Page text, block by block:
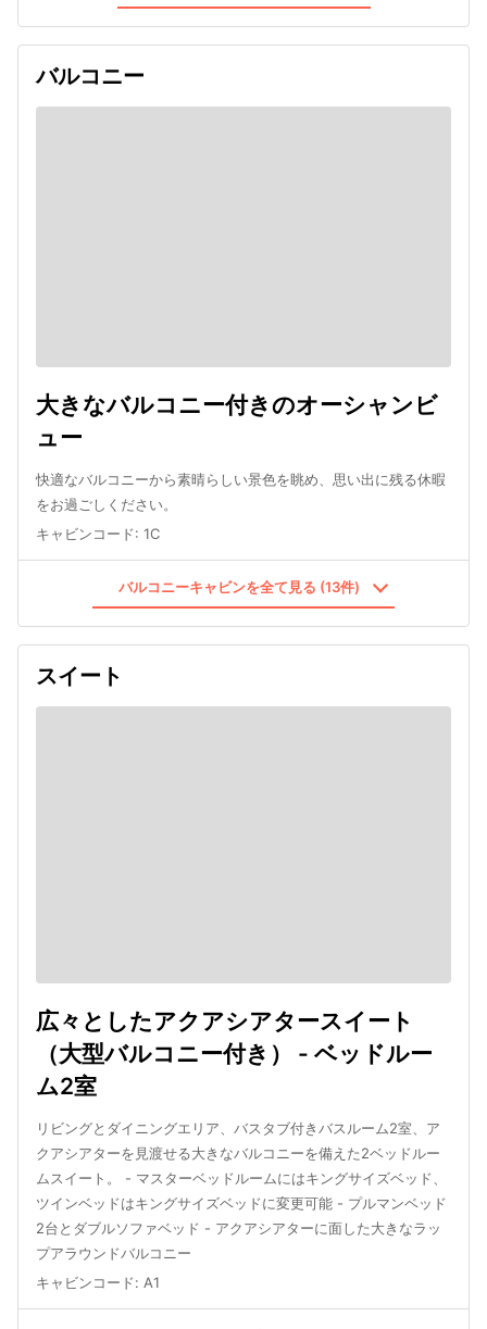
バルコニー
大きなバルコニー付きのオーシャンビ
ュー
快適なバルコニーから素晴らしい景色を眺め、思い出に残る休暇
をお過ごしください。
キャビンコード: 1C
バルコニーキャビンを全て見る (13件)
スイート
広々としたアクアシアタースイート
（大型バルコニー付き） - ベッドルー
ム2室
リビングとダイニングエリア、バスタブ付きバスルーム2室、ア
クアシアターを見渡せる大きなバルコニーを備えた2ベッドルー
ムスイート。 - マスターベッドルームにはキングサイズベッド、
ツインベッドはキングサイズベッドに変更可能 - プルマンベッド
2台とダブルソファベッド - アクアシアターに面した大きなラッ
プアラウンドバルコニー
キャビンコード: A1